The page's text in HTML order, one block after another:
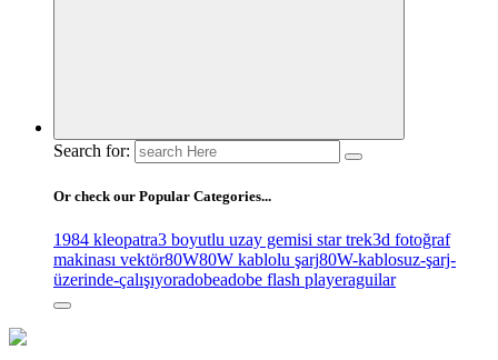
Search for:
Or check our Popular Categories...
1984 kleopatra3 boyutlu uzay gemisi star trek3d fotoğraf
makinası vektör80W80W kablolu şarj80W-kablosuz-şarj-
üzerinde-çalışıyoradobeadobe flash playeraguilar